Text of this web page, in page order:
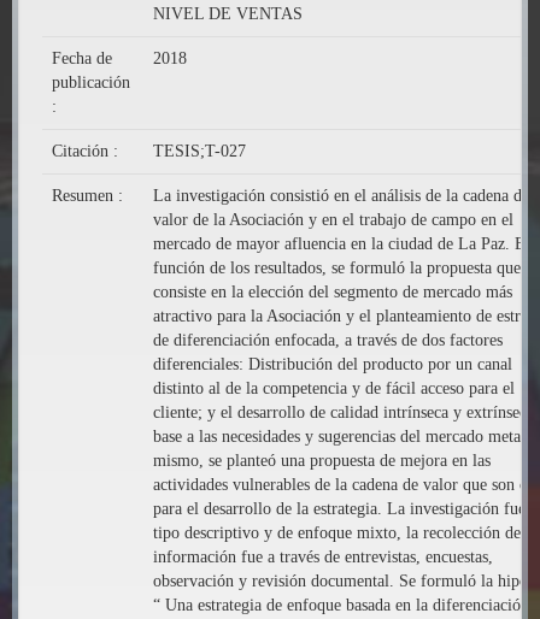
NIVEL DE VENTAS
Fecha de
publicación
:
2018
Citación : TESIS;T-027
Resumen :
La investigación consistió en el análisis de la cadena de
valor de la Asociación y en el trabajo de campo en el
mercado de mayor afluencia en la ciudad de La Paz. En
función de los resultados, se formuló la propuesta que
consiste en la elección del segmento de mercado más
atractivo para la Asociación y el planteamiento de
de diferenciación enfocada, a través de dos factores
diferenciales: Distribución del producto por un canal
distinto al de la competencia y de fácil acceso para el
cliente; y el desarrollo de calidad intrínseca y extrínseca
base a las necesidades y sugerencias del mercado meta.
mismo, se planteó una propuesta de mejora en las
actividades vulnerables de la cadena de valor que son
para el desarrollo de la estrategia. La investigación fue
tipo descriptivo y de enfoque mixto, la recolección de la
información fue a través de entrevistas, encuestas,
observación y revisión documental. Se formuló la
“ Una estrategia de enfoque basada en la diferenciación